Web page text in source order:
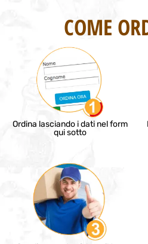
COME
Ordina lasciando i dati nel form
qui sotto